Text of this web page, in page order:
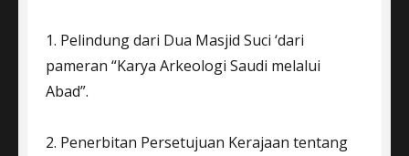
1. Pelindung dari Dua Masjid Suci ‘dari
pameran “Karya Arkeologi Saudi melalui
Abad”.
2. Penerbitan Persetujuan Kerajaan tentang